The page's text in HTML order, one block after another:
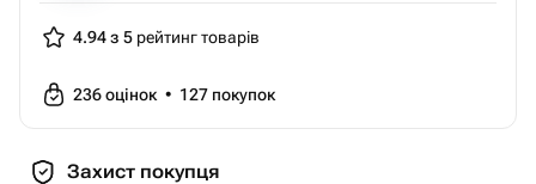
4.94 з 5 рейтинг товарів
236оцінок • 127 покупок
Захист покупця